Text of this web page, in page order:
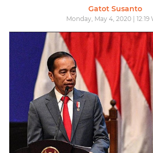
Gatot Susanto
Monday, May 4, 2020 | 12:19